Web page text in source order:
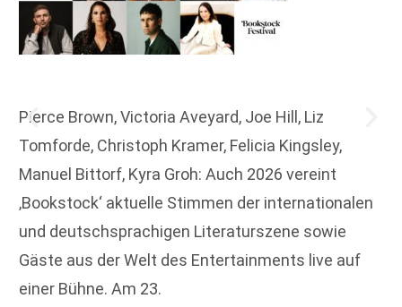
Pierce Brown, Victoria Aveyard, Joe Hill, Liz
Tomforde, Christoph Kramer, Felicia Kingsley,
Manuel Bittorf, Kyra Groh: Auch 2026 vereint
‚Bookstock‘ aktuelle Stimmen der internationalen
und deutschsprachigen Literaturszene sowie
Gäste aus der Welt des Entertainments live auf
einer Bühne. Am 23.